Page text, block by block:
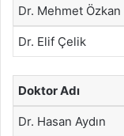
Dr. Mehmet Özkan
Dr. Elif Çelik
Doktor Adı
Dr. Hasan Aydın